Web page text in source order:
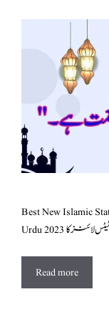
Best New Islamic
Read more